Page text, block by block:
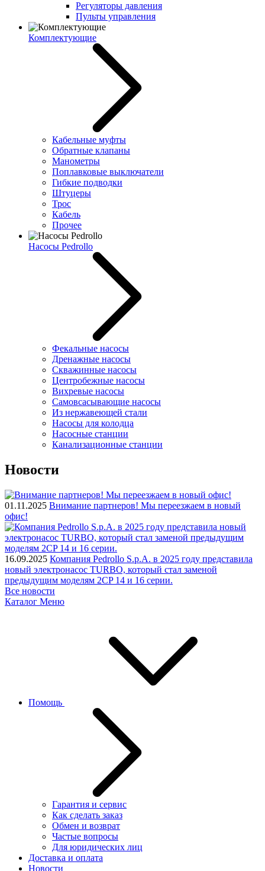
Регуляторы давления
Пульты управления
Комплектующие
Кабельные муфты
Обратные клапаны
Манометры
Поплавковые выключатели
Гибкие подводки
Штуцеры
Трос
Кабель
Прочее
Насосы Pedrollo
Фекальные насосы
Дренажные насосы
Скважинные насосы
Центробежные насосы
Вихревые насосы
Самовсасывающие насосы
Из нержавеющей стали
Насосы для колодца
Насосные станции
Канализационные станции
Новости
01.11.2025 Внимание партнеров! Мы переезжаем в новый
офис!
16.09.2025 Компания Pedrollo S.p.A. в 2025 году представила
новый электронасос TURBO, который стал заменой
предыдущим моделям 2CP 14 и 16 серии.
Все новости
Каталог Меню
Помощь
Гарантия и сервис
Как сделать заказ
Обмен и возврат
Частые вопросы
Для юридических лиц
Доставка и оплата
Новости